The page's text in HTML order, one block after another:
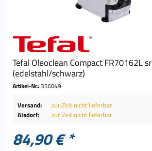
Tefal Oleoclean Compact FR70162L sr
(edelstahl/schwarz)
Artikel-Nr.:356049
Versand:
zur Zeit nicht lieferbar
Alsdorf:
zur Zeit nicht lieferbar
84,90 € *